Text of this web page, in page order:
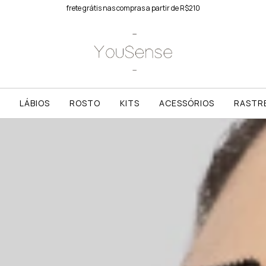
frete grátis nas compras a partir de R$210
LÁBIOS ROSTO KITS ACESSÓRIOS